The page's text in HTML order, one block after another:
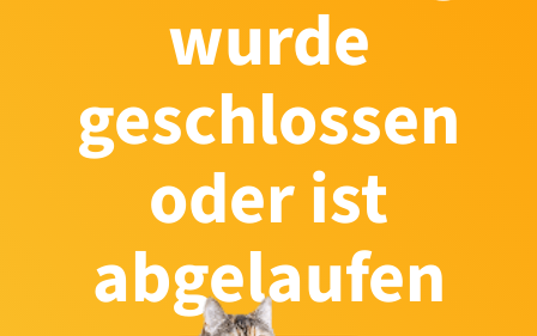
wurde
geschlossen
oder ist
abgelaufen